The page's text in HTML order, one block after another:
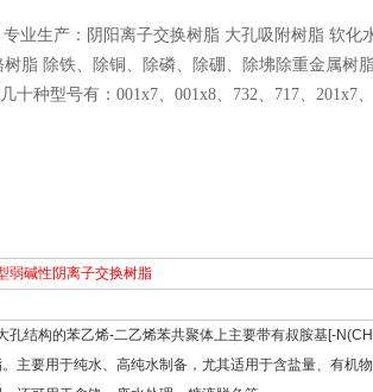
专业生产：阴阳离子交换树脂 大孔吸附树脂 软化
脂 除铁、除铜、除磷、除硼、除坲除重金属树
种型号有：001x7、001x8、732、717、201x7
弱碱性阴离子交换树脂
孔结构的苯乙烯-二乙烯苯共聚体上主要带有叔胺基[-
主要用于纯水、高纯水制备，尤其适用于含盐量、有机